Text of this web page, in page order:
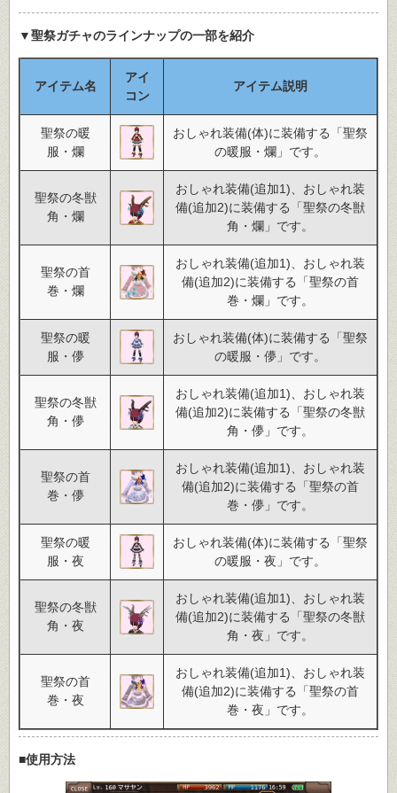
▼聖祭ガチャのラインナップの一部を紹介
アイテム名
アイ
コン
アイテム説明
聖祭の暖
服・爛
おしゃれ装備(体)に装備する「聖祭
の暖服・爛」です。
聖祭の冬獣
角・爛
おしゃれ装備(追加1)、おしゃれ装
備(追加2)に装備する「聖祭の冬獣
角・爛」です。
聖祭の首
巻・爛
おしゃれ装備(追加1)、おしゃれ装
備(追加2)に装備する「聖祭の首
巻・爛」です。
聖祭の暖
服・儚
おしゃれ装備(体)に装備する「聖祭
の暖服・儚」です。
聖祭の冬獣
角・儚
おしゃれ装備(追加1)、おしゃれ装
備(追加2)に装備する「聖祭の冬獣
角・儚」です。
聖祭の首
巻・儚
おしゃれ装備(追加1)、おしゃれ装
備(追加2)に装備する「聖祭の首
巻・儚」です。
聖祭の暖
服・夜
おしゃれ装備(体)に装備する「聖祭
の暖服・夜」です。
聖祭の冬獣
角・夜
おしゃれ装備(追加1)、おしゃれ装
備(追加2)に装備する「聖祭の冬獣
角・夜」です。
聖祭の首
巻・夜
おしゃれ装備(追加1)、おしゃれ装
備(追加2)に装備する「聖祭の首
巻・夜」です。
■使用方法